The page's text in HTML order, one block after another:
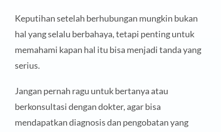
Keputihan setelah berhubungan mungkin bukan
hal yang selalu berbahaya, tetapi penting untuk
memahami kapan hal itu bisa menjadi tanda yang
serius.
Jangan pernah ragu untuk bertanya atau
berkonsultasi dengan dokter, agar bisa
mendapatkan diagnosis dan pengobatan yang